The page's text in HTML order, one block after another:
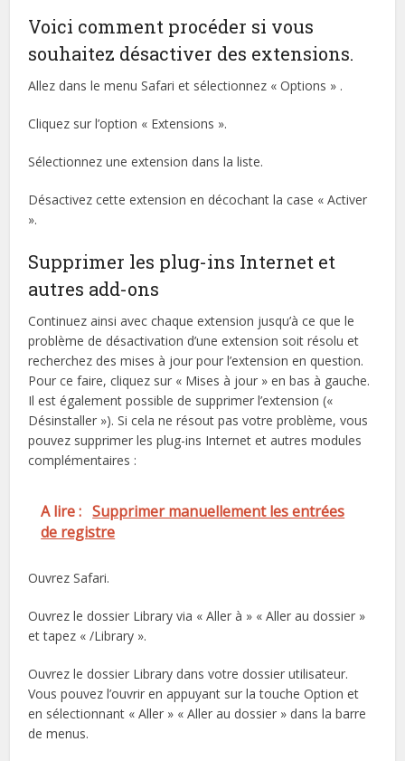
Voici comment procéder si vous
souhaitez désactiver des extensions.
Allez dans le menu Safari et sélectionnez « Options » .
Cliquez sur l’option « Extensions ».
Sélectionnez une extension dans la liste.
Désactivez cette extension en décochant la case « Activer
».
Supprimer les plug-ins Internet et
autres add-ons
Continuez ainsi avec chaque extension jusqu’à ce que le
problème de désactivation d’une extension soit résolu et
recherchez des mises à jour pour l’extension en question.
Pour ce faire, cliquez sur « Mises à jour » en bas à gauche.
Il est également possible de supprimer l’extension («
Désinstaller »). Si cela ne résout pas votre problème, vous
pouvez supprimer les plug-ins Internet et autres modules
complémentaires :
A lire : Supprimer manuellement les entrées
de registre
Ouvrez Safari.
Ouvrez le dossier Library via « Aller à » « Aller au dossier »
et tapez « /Library ».
Ouvrez le dossier Library dans votre dossier utilisateur.
Vous pouvez l’ouvrir en appuyant sur la touche Option et
en sélectionnant « Aller » « Aller au dossier » dans la barre
de menus.